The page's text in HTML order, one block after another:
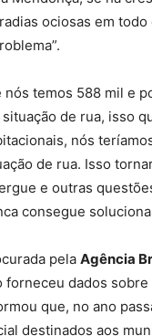
ociosas em
nós temos 588 mil e
situação de rua, isso
nós
de rua. Isso
e outras
consegue
pela Agência
forneceu dados
que, no ano
destinados aos